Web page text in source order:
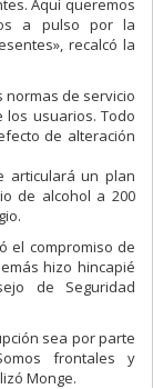
Aquí queremos
a pulso por la
recalcó la
normas de servicio
usuarios. Todo
de alteración
articulará un plan
de alcohol a 200
el compromiso de
hizo hincapié
de Seguridad
sea por parte
frontales y
Monge.